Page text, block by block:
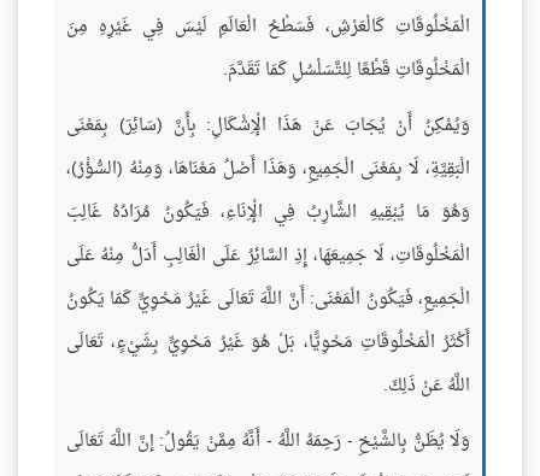
الْمَخْلُوقَاتِ كَالْعَرْشِ، فَسَطْحُ الْعَالَمِ لَيْسَ فِي غَيْرِهِ مِنَ
الْمَخْلُوقَاتِ قَطْعًا لِلتَّسَلْسُلِ كَمَا تَقَدَّمَ.
وَيُمْكِنُ أَنْ يُجَابَ عَنْ هَذَا الْإِشْكَالِ: بِأَنَّ (سَائِرَ) بِمَعْنَى
الْبَقِيَّةِ، لَا بِمَعْنَى الْجَمِيعِ، وَهَذَا أَصْلُ مَعْنَاهَا، وَمِنْهُ (السُّؤْرُ)،
وَهُوَ مَا يُبْقِيهِ الشَّارِبُ فِي الْإِنَاءِ، فَيَكُونُ مُرَادُهُ غَالِبَ
الْمَخْلُوقَاتِ، لَا جَمِيعَهَا، إِذِ السَّائِرُ عَلَى الْغَالِبِ أَدَلُّ مِنْهُ عَلَى
الْجَمِيعِ، فَيَكُونُ الْمَعْنَى: أَنَّ اللَّهَ تَعَالَى غَيْرُ مَحْوِيٍّ كَمَا يَكُونُ
أَكْثَرُ الْمَخْلُوقَاتِ مَحْوِيًّا، بَلْ هُوَ غَيْرُ مَحْوِيٍّ بِشَيْءٍ، تَعَالَى
اللَّهُ عَنْ ذَلِكَ.
وَلَا يُظَنُّ بِالشَّيْخِ - رَحِمَهُ اللَّهُ - أَنَّهُ مِمَّنْ يَقُولُ: إنَّ اللَّهَ تَعَالَى